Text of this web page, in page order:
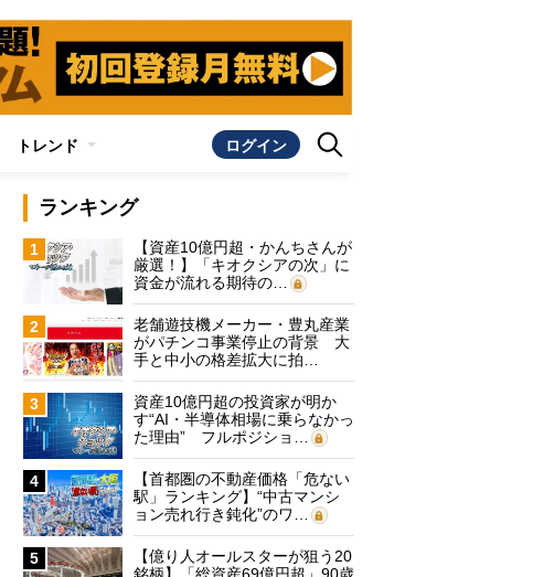
トレンド ログイン
ランキング
1
【資産10億円超・かんちさんが
厳選！】「キオクシアの次」に
資金が流れる期待の…
2
老舗遊技機メーカー・豊丸産業
がパチンコ事業停止の背景 大
手と中小の格差拡大に拍…
3
資産10億円超の投資家が明か
す“AI・半導体相場に乗らなかっ
た理由” フルポジショ…
4
【首都圏の不動産価格「危ない
駅」ランキング】“中古マンシ
ョン売れ行き鈍化”のワ…
5
【億り人オールスターが狙う20